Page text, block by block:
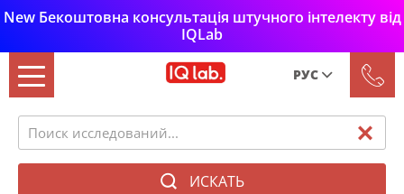
New Бекоштовна консультація штучного інтелекту від
IQLab
РУС
Укр
ИСКАТЬ